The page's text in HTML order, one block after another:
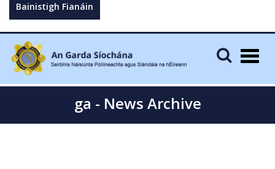
Bainistigh Fianáin
ga - News Archive